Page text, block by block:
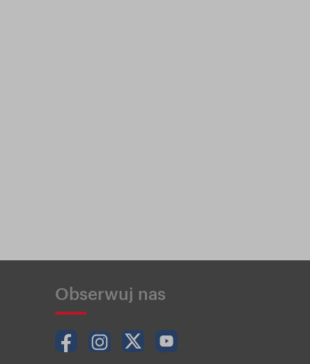
Obserwuj nas